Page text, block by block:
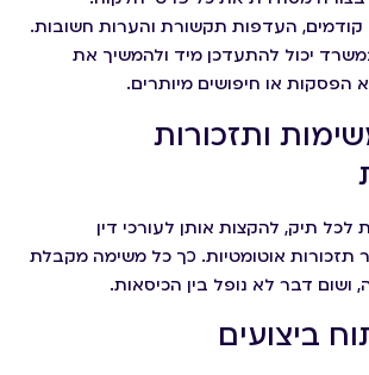
קודמים, העדפות תקשורת והערות חשובות.
יכול להתעדכן מיד ולהמשיך את
הפסקות או חיפושים מיותרים.
ותזכורות
לכל תיק, להקצות אותן לעורכי דין
תזכורות אוטומטיות. כך כל משימה מקבלת
ושום דבר לא נופל בין הכיסאות.
ביצועים